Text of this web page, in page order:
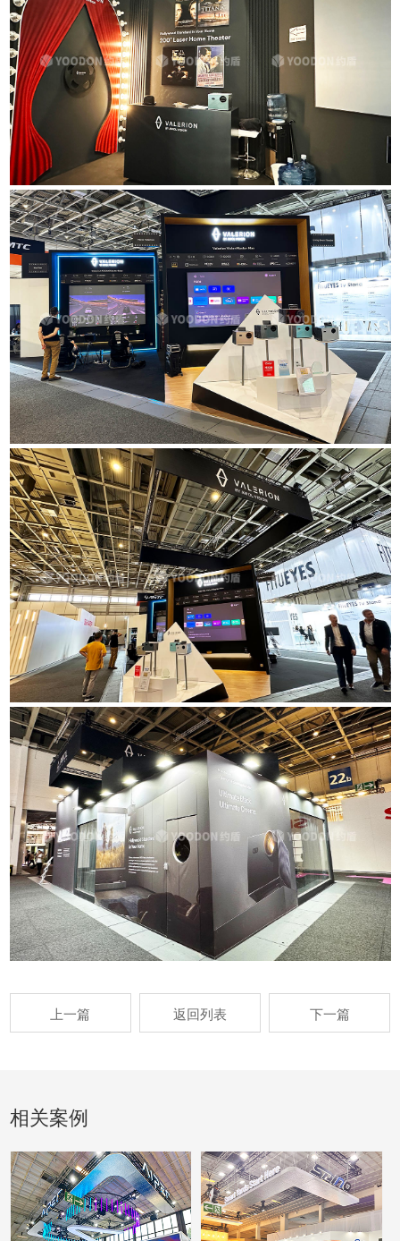
上一篇 返回列表 下一篇
相关案例